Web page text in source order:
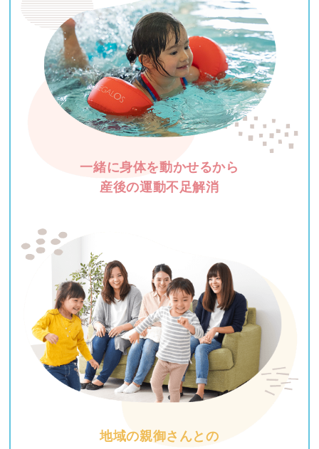
一緒に身体を動かせるから
産後の運動不足解消
地域の親御さんとの